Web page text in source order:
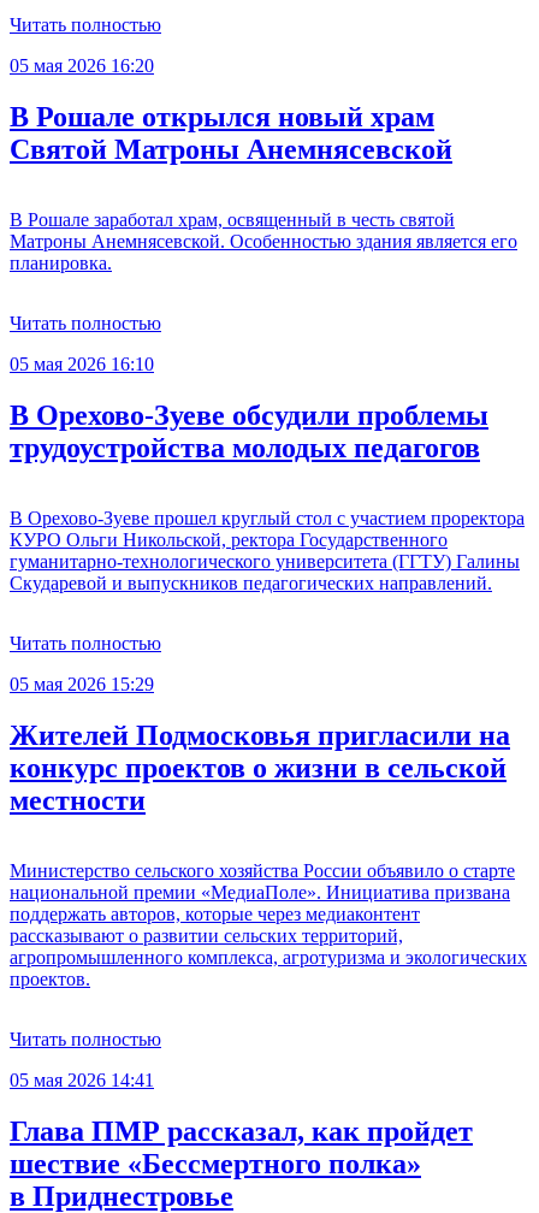
Читать полностью
05 мая 2026 16:20
В Рошале открылся новый храм
Святой Матроны Анемнясевской
В Рошале заработал храм, освященный в честь святой
Матроны Анемнясевской. Особенностью здания является его
планировка.
Читать полностью
05 мая 2026 16:10
В Орехово-Зуеве обсудили проблемы
трудоустройства молодых педагогов
В Орехово-Зуеве прошел круглый стол с участием проректора
КУРО Ольги Никольской, ректора Государственного
гуманитарно-технологического университета (ГГТУ) Галины
Скударевой и выпускников педагогических направлений.
Читать полностью
05 мая 2026 15:29
Жителей Подмосковья пригласили на
конкурс проектов о жизни в сельской
местности
Министерство сельского хозяйства России объявило о старте
национальной премии «МедиаПоле». Инициатива призвана
поддержать авторов, которые через медиаконтент
рассказывают о развитии сельских территорий,
агропромышленного комплекса, агротуризма и экологических
проектов.
Читать полностью
05 мая 2026 14:41
Глава ПМР рассказал, как пройдет
шествие «Бессмертного полка»
в Приднестровье